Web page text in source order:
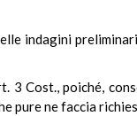
indagini
Cost., poiché,
pure ne faccia